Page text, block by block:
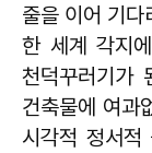
줄을 이어 기다
한 세계 각지
천덕꾸러기가
건축물에 여과
시각적 정서적